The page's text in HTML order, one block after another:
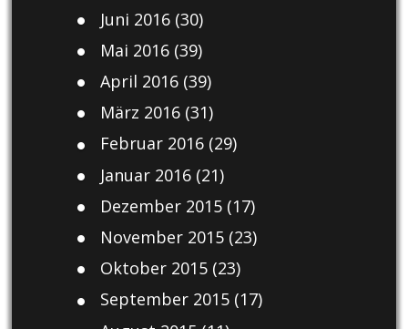
Juni 2016(30)
Mai 2016(39)
April 2016(39)
März 2016(31)
Februar 2016(29)
Januar 2016(21)
Dezember 2015(17)
November 2015(23)
Oktober 2015(23)
September 2015(17)